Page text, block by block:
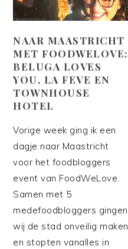
NAAR MAASTRICHT
MET FOODWELOVE:
BELUGA LOVES
YOU, LA FEVE EN
TOWNHOUSE
HOTEL
Vorige week ging ik een
dagje naar Maastricht
voor het foodbloggers
event van FoodWeLove.
Samen met 5
medefoodbloggers gingen
wij de stad onveilig maken
en stopten vanalles in